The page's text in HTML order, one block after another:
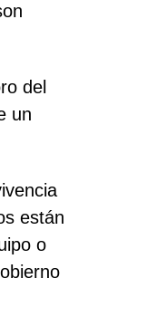
del
un
están
o